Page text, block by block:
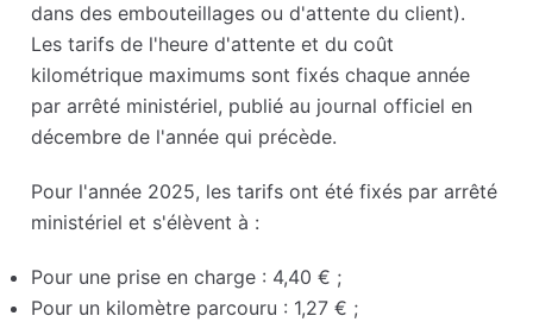
dans des embouteillages ou d'attente du client).
Les tarifs de l'heure d'attente et du coût
kilométrique maximums sont fixés chaque année
par arrêté ministériel, publié au journal officiel en
décembre de l'année qui précède.
Pour l'année 2025, les tarifs ont été fixés par arrêté
ministériel et s'élèvent à :
Pour une prise en charge : 4,40 € ;
Pour un kilomètre parcouru : 1,27 € ;